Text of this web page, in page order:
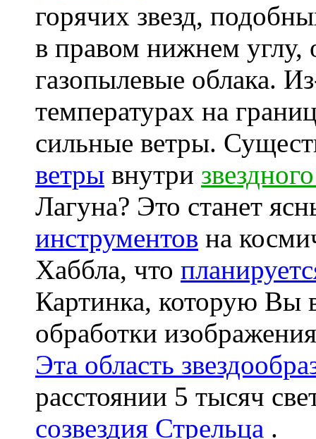
горячих звезд,
в правом нижнем углу,
газопылевые облака.
температурах на
сильные ветры.
ветры внутри
Лагуна? Это станет
инструментов на
Хаббла, что
Картинка, которую Вы
обработки
Эта область
расстоянии 5 тысяч
созвездия Стрельца .